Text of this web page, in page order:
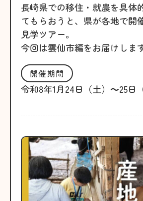
長崎県での移住・就農を具体
てもらおうと、県が各地で開
見学ツアー。
今回は雲仙市編をお届けします
開催期間
令和8年1月24日（土）～25日